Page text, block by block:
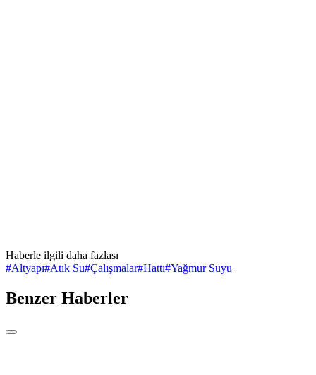
Haberle ilgili daha fazlası
#Altyapı#Atık Su#Çalışmalar#Hattı#Yağmur Suyu
Benzer Haberler